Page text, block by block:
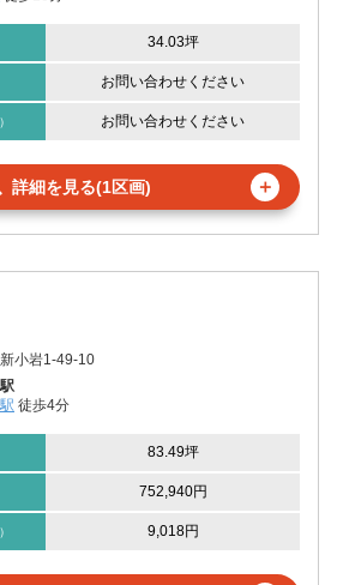
34.03坪
お問い合わせください
お問い合わせください
詳細を見る(1区画) ＋
新小岩1-49-10
徒歩4分
83.49坪
752,940円
9,018円